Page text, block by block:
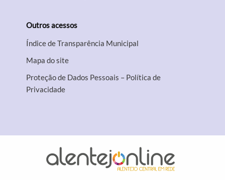
Outros acessos
Índice de Transparência Municipal
Mapa do site
Proteção de Dados Pessoais – Política de
Privacidade